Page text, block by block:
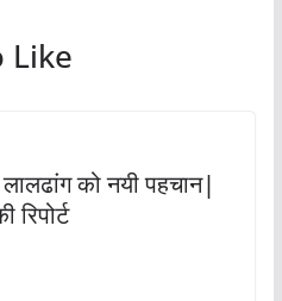
Like
को नयी पहचान|